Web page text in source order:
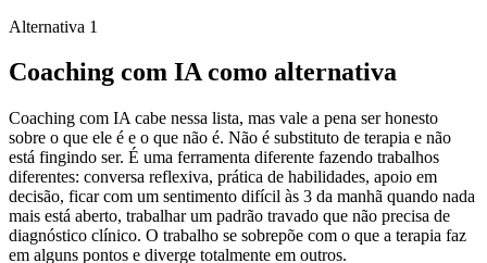
Alternativa 1
Coaching com IA como alternativa
Coaching com IA cabe nessa lista, mas vale a pena ser honesto
sobre o que ele é e o que não é. Não é substituto de terapia e não
está fingindo ser. É uma ferramenta diferente fazendo trabalhos
diferentes: conversa reflexiva, prática de habilidades, apoio em
decisão, ficar com um sentimento difícil às 3 da manhã quando nada
mais está aberto, trabalhar um padrão travado que não precisa de
diagnóstico clínico. O trabalho se sobrepõe com o que a terapia faz
em alguns pontos e diverge totalmente em outros.